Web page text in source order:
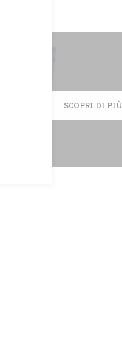
SCOPRI DI PIÙ